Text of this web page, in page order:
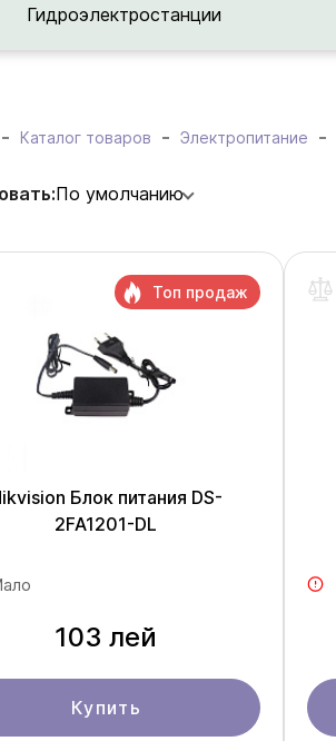
Гидроэлектростанции
Каталог товаров Электропитание
По умолчанию
Блок питания DS-
2FA1201-DL
103 лей
Купить
Топ продаж